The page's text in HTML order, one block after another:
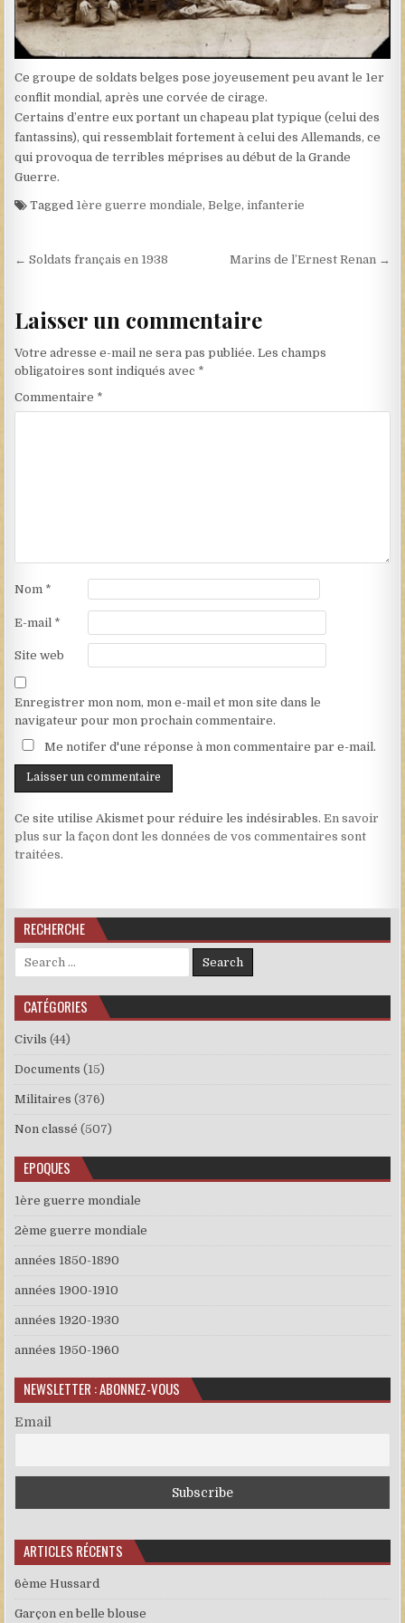
Ce groupe de soldats belges pose joyeusement peu avant le 1er
conflit mondial, après une corvée de cirage.
Certains d’entre eux portant un chapeau plat typique (celui des
fantassins), qui ressemblait fortement à celui des Allemands, ce
qui provoqua de terribles méprises au début de la Grande
Guerre.
Tagged 1ère guerre mondiale,Belge,infanterie
Navigation de l’article
← Soldats français en 1938 Marins de l’Ernest Renan →
Laisser un commentaire
Votre adresse e-mail ne sera pas publiée. Les champs
obligatoires sont indiqués avec *
Commentaire *
Nom *
E-mail *
Site web
Enregistrer mon nom, mon e-mail et mon site dans le
navigateur pour mon prochain commentaire.
Me notifer d'une réponse à mon commentaire par e-mail.
Ce site utilise Akismet pour réduire les indésirables.En savoir
plus sur la façon dont les données de vos commentaires sont
traitées.
RECHERCHE
Search for:
CATÉGORIES
Civils (44)
Documents (15)
Militaires (376)
Non classé (507)
EPOQUES
1ère guerre mondiale
2ème guerre mondiale
années 1850-1890
années 1900-1910
années 1920-1930
années 1950-1960
NEWSLETTER : ABONNEZ-VOUS
Email
ARTICLES RÉCENTS
6ème Hussard
Garçon en belle blouse